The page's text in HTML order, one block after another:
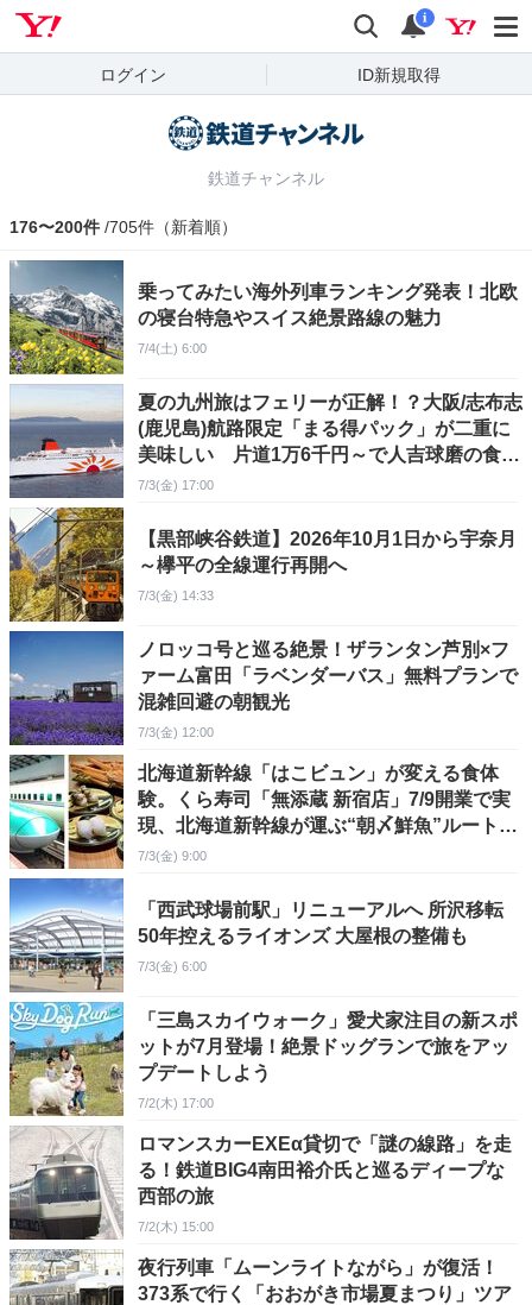
検索 通知
i
ログイン ID新規取得
鉄道チャンネル
176〜200件 /705件（新着順）
乗ってみたい海外列車ランキング発表！北欧
の寝台特急やスイス絶景路線の魅力
7/4(土) 6:00
夏の九州旅はフェリーが正解！？大阪/志布志
(鹿児島)航路限定「まる得パック」が二重に
美味しい 片道1万6千円～で人吉球磨の食も
堪能
7/3(金) 17:00
【黒部峡谷鉄道】2026年10月1日から宇奈月
～欅平の全線運行再開へ
7/3(金) 14:33
ノロッコ号と巡る絶景！ザランタン芦別×フ
ァーム富田「ラベンダーバス」無料プランで
混雑回避の朝観光
7/3(金) 12:00
北海道新幹線「はこビュン」が変える食体
験。くら寿司「無添蔵 新宿店」7/9開業で実
現、北海道新幹線が運ぶ“朝〆鮮魚”ルートを
徹底レポート
7/3(金) 9:00
「西武球場前駅」リニューアルへ 所沢移転
50年控えるライオンズ 大屋根の整備も
7/3(金) 6:00
「三島スカイウォーク」愛犬家注目の新スポ
ットが7月登場！絶景ドッグランで旅をアッ
プデートしよう
7/2(木) 17:00
ロマンスカーEXEα貸切で「謎の線路」を走
る！鉄道BIG4南田裕介氏と巡るディープな
西部の旅
7/2(木) 15:00
夜行列車「ムーンライトながら」が復活！
373系で行く「おおがき市場夏まつり」ツア